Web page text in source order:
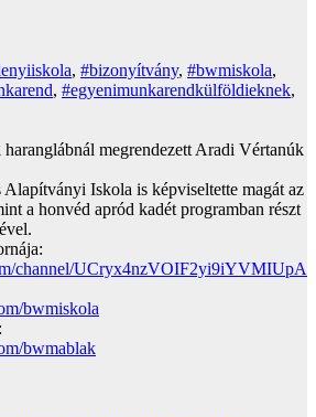
, #bizonyítvány, #bwmiskola,
, #egyenimunkarendkülföldieknek,
megrendezett Aradi Vértanúk
Iskola is képviseltette magát az
a honvéd apród kadét programban részt
channel/UCryx4nzVOIF2yi9iYVMIUpA
bwmiskola
bwmablak